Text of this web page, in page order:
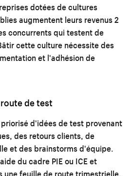
dotées de cultures
augmentent leurs revenus 2
concurrents qui testent de
cette culture nécessite des
et l'adhésion de
de test
d'idées de test provenant
des retours clients, de
et des brainstorms d'équipe.
du cadre PIE ou ICE et
une feuille de route trimestrielle.